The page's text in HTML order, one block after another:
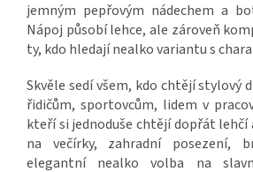
jemným pepřovým nádechem a
Nápoj působí lehce, ale zároveň
ty, kdo hledají nealko variantu s
Skvěle sedí všem, kdo chtějí stylový
řidičům, sportovcům, lidem v
kteří si jednoduše chtějí dopřát lehčí
na večírky, zahradní posezení,
elegantní nealko volba na